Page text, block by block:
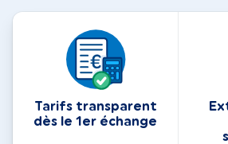
Tarifs transparent
dès le 1er échange